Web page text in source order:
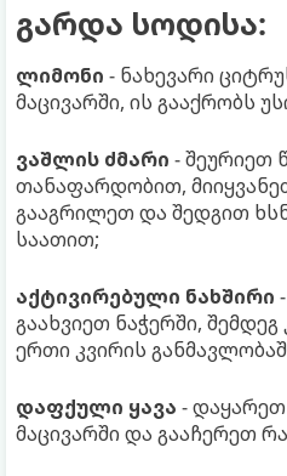
გარდა სოდისა:
ლიმონი - ნახევარი
მაცივარში, ის გააქრობს
ვაშლის ძმარი - შეურიეთ
თანაფარდობით,
გააგრილეთ და შედგით
საათით;
აქტივირებული ნახშირი
გაახვიეთ ნაჭერში,
ერთი კვირის
დაფქული ყავა -
მაცივარში და გააჩერეთ